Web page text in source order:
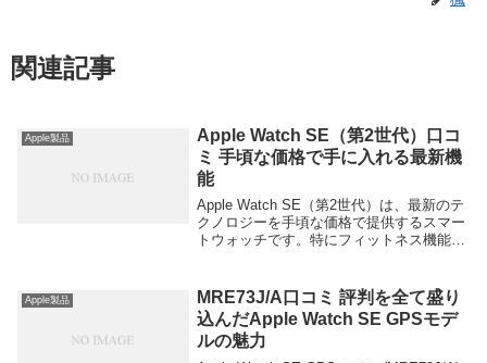
関連記事
Apple製品
Apple Watch SE（第2世代）口コ
ミ 手頃な価格で手に入れる最新機
能
Apple Watch SE（第2世代）は、最新のテ
クノロジーを手頃な価格で提供するスマー
トウォッチです。特にフィットネス機能や
に、Apple Watch SE（第...
Apple製品
MRE73J/A口コミ 評判を全て盛り
込んだApple Watch SE GPSモデ
ルの魅力